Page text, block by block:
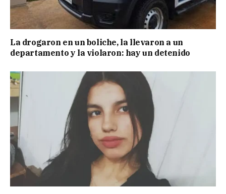
La drogaron en un boliche, la llevaron a un
departamento y la violaron: hay un detenido